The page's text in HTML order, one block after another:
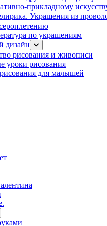
прикладному
Украшения из
по украшениям
дизайн
рисования и живописи
уроки рисования
для малышей